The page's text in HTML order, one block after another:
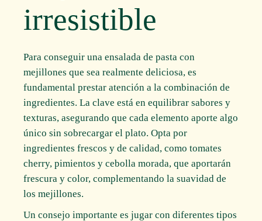
irresistible
Para conseguir una ensalada de pasta con
mejillones que sea realmente deliciosa, es
fundamental prestar atención a la combinación de
ingredientes. La clave está en equilibrar sabores y
texturas, asegurando que cada elemento aporte algo
único sin sobrecargar el plato. Opta por
ingredientes frescos y de calidad, como tomates
cherry, pimientos y cebolla morada, que aportarán
frescura y color, complementando la suavidad de
los mejillones.
Un consejo importante es jugar con diferentes tipos